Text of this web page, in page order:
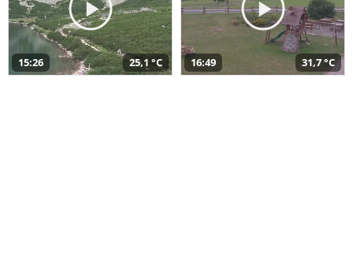
15:26 25,1 °C 16:49 31,7 °C